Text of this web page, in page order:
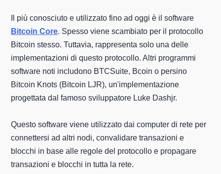
Il più conosciuto e utilizzato fino ad oggi è il software
Bitcoin Core. Spesso viene scambiato per il protocollo
Bitcoin stesso. Tuttavia, rappresenta solo una delle
implementazioni di questo protocollo. Altri programmi
software noti includono BTCSuite, Bcoin o persino
Bitcoin Knots (Bitcoin LJR), un'implementazione
progettata dal famoso sviluppatore Luke Dashjr.
Questo software viene utilizzato dai computer di rete per
connettersi ad altri nodi, convalidare transazioni e
blocchi in base alle regole del protocollo e propagare
transazioni e blocchi in tutta la rete.